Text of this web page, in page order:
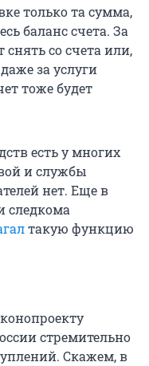
только та сумма,
баланс счета. За
снять со счета или,
за услуги
тоже будет
есть у многих
и службы
нет. Еще в
следкома
такую функцию
стремительно
Скажем, в